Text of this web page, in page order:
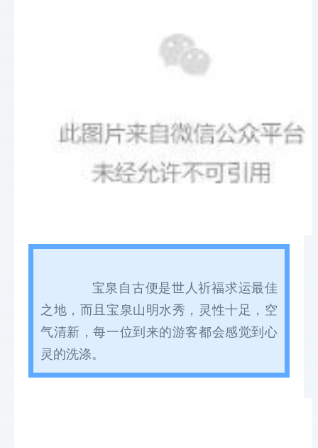
宝泉自古便是世人祈福求运最佳
之地，而且宝泉山明水秀，灵性十足，空
气清新，每一位到来的游客都会感觉到心
灵的洗涤。